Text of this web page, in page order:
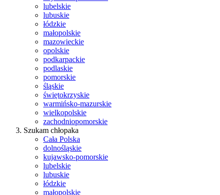
lubelskie
lubuskie
łódzkie
małopolskie
mazowieckie
opolskie
podkarpackie
podlaskie
pomorskie
śląskie
świętokrzyskie
warmińsko-mazurskie
wielkopolskie
zachodniopomorskie
Szukam chłopaka
Cała Polska
dolnośląskie
kujawsko-pomorskie
lubelskie
lubuskie
łódzkie
małopolskie